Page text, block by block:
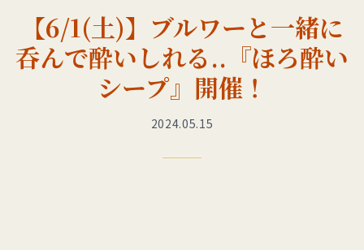
【6/1(土)】ブルワーと一緒に
呑んで酔いしれる..『ほろ酔い
シープ』開催！
2024.05.15